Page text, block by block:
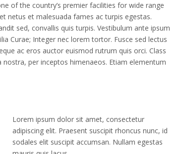
of the country’s premier facilities for wide range
netus et malesuada fames ac turpis egestas.
sed, convallis quis turpis. Vestibulum ante ipsum
Curae; Integer nec lorem tortor. Fusce sed lectus
ac eros auctor euismod rutrum quis orci. Class
per inceptos himenaeos. Etiam elementum
Lorem ipsum dolor sit amet, consectetur
adipiscing elit. Praesent suscipit rhoncus nunc, id
sodales elit suscipit accumsan. Nullam egestas